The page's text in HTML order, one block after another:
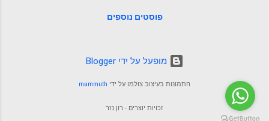
הצבא הקונטיננטלי היו מתוסכלים מאוד. הם לא
הפנסיות שהובטחו להם. נוצרה אווירה של מרד
מתבשל, ובמיוחד ניסיון לקדם תוכנית בשם
לחץ (ואולי אפילו כוח אלים) על הקונגרס כדי
פוסטים נוספים
‏מופעל על ידי Blogger
התמונות בעיצוב צולמו על ידי mammuth
זכויות יוצרים - רון נזר